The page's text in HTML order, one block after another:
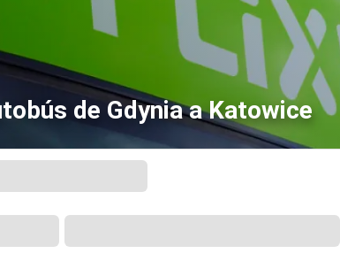
de Gdynia a Katowice